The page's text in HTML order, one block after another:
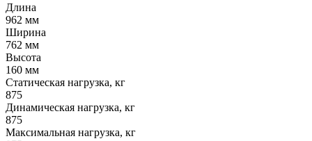
Длина
962 мм
Ширина
762 мм
Высота
160 мм
Статическая нагрузка, кг
875
Динамическая нагрузка, кг
875
Максимальная нагрузка, кг